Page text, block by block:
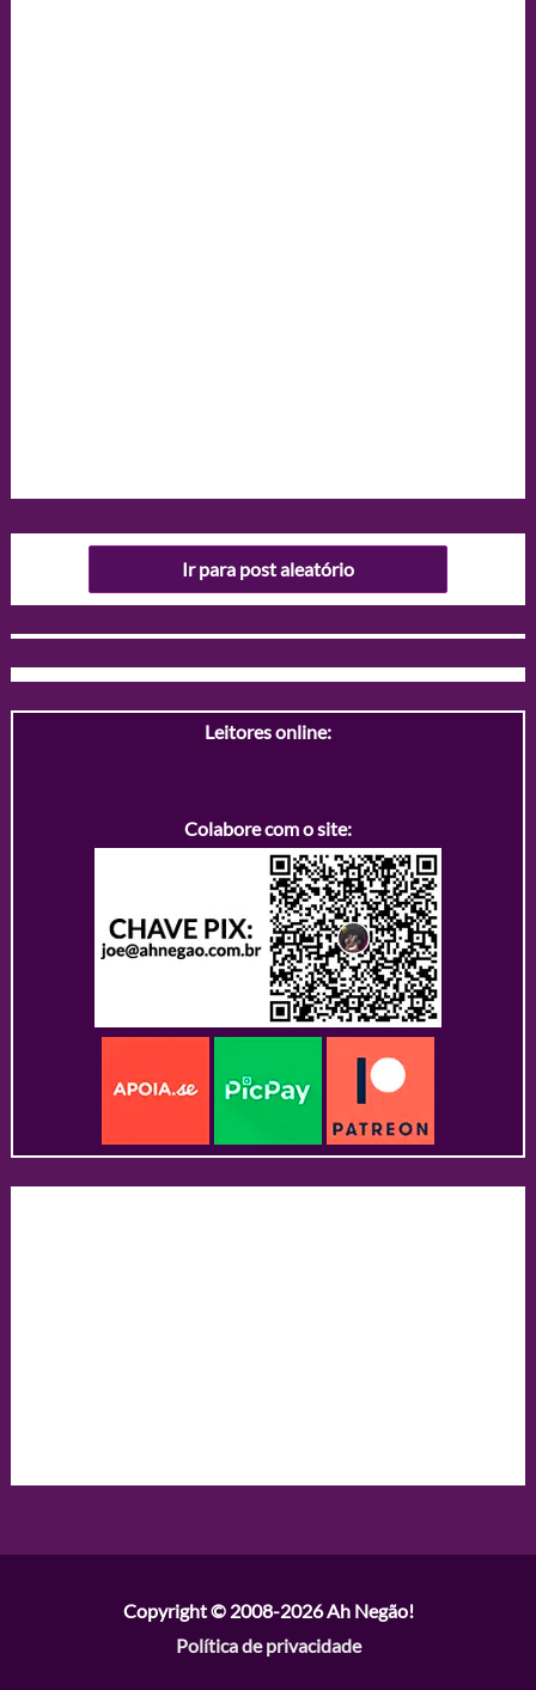
Ir para post aleatório
Leitores online:
Colabore com o site:
Copyright © 2008-2026Ah Negão!
Política de privacidade